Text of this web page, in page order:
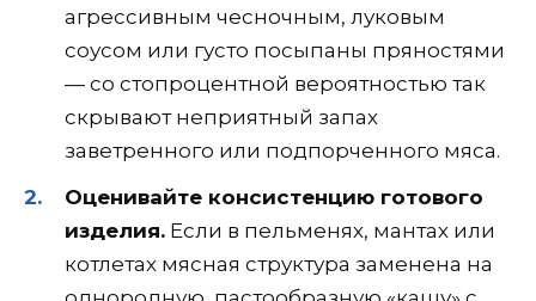
агрессивным чесночным, луковым
соусом или густо посыпаны пряностями
— со стопроцентной вероятностью так
скрывают неприятный запах
заветренного или подпорченного мяса.
Оценивайте консистенцию готового
изделия. Если в пельменях, мантах или
котлетах мясная структура заменена на